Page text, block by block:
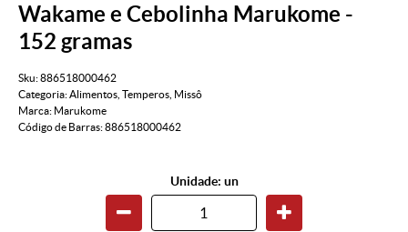
Wakame e Cebolinha Marukome -
152 gramas
Sku:886518000462
Categoria:Alimentos Temperos Missô
Marca: Marukome
Código de Barras:886518000462
Unidade: un